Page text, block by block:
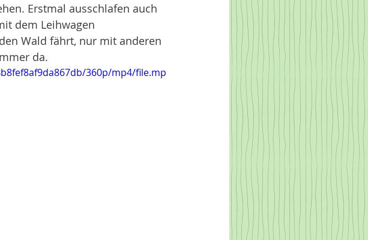
Erstmal ausschlafen auch
dem Leihwagen
Wald fährt, nur mit anderen
da.
360p/mp4/file.mp